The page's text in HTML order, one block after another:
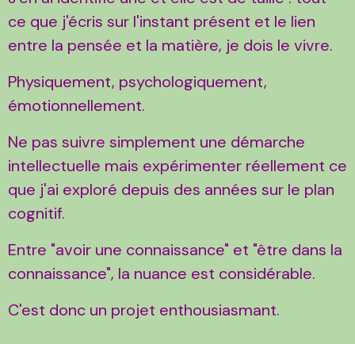
ce que j'écris sur l'instant présent et le lien
entre la pensée et la matière, je dois le vivre.
Physiquement, psychologiquement,
émotionnellement.
Ne pas suivre simplement une démarche
intellectuelle mais expérimenter réellement ce
que j'ai exploré depuis des années sur le plan
cognitif.
Entre "avoir une connaissance" et "être dans la
connaissance", la nuance est considérable.
C'est donc un projet enthousiasmant.